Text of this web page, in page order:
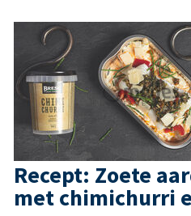
Recept: Zoete
met chimichurri